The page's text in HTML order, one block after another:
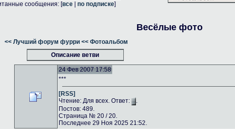
сообщения: [все по подписке]
Весёлые фото
<< Лучший форум фурри << Фотоальбом
Описание ветви
24 Фев 2007 17:58
***
[RSS]
Чтение: Для всех. Ответ:
.
Постов: 489.
Страница № 20 / 20.
Последнее 29 Ноя 2025 21:52.